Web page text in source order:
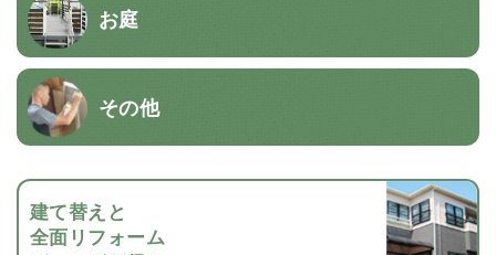
お庭
その他
建て替えと
全面リフォーム